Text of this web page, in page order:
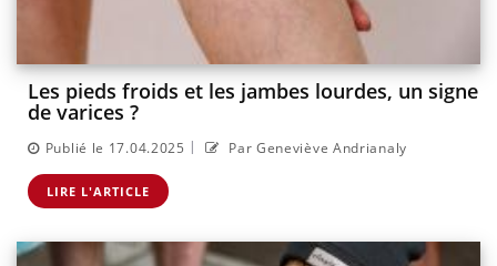
Les pieds froids et les jambes lourdes, un signe
de varices ?
Publié le 17.04.2025 | Par Geneviève Andrianaly
LIRE L'ARTICLE